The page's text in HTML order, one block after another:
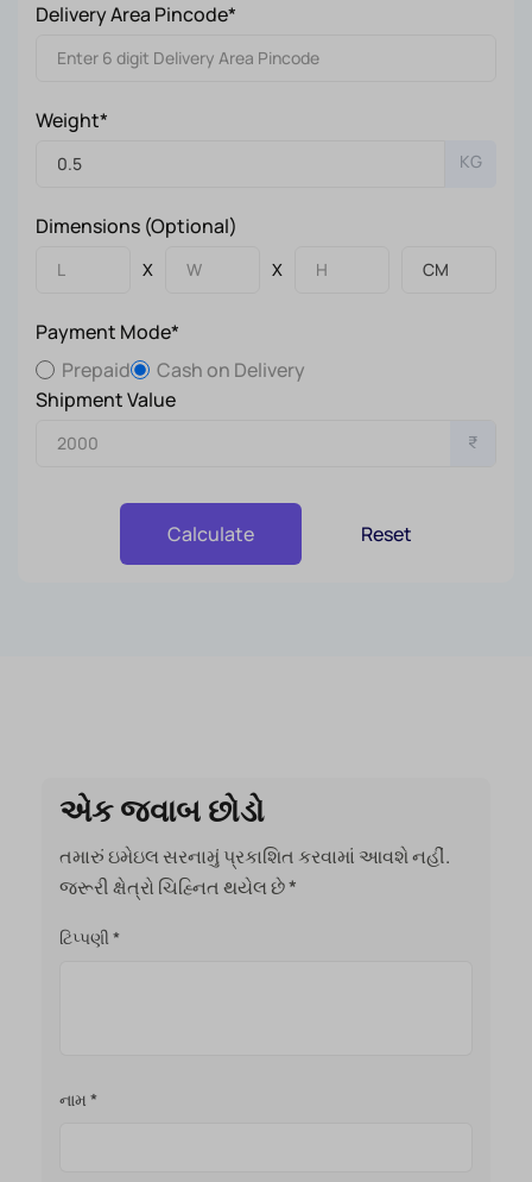
Delivery Area Pincode*
Weight*
KG
Dimensions (Optional)
X X
Payment Mode*
Prepaid
Cash on Delivery
Shipment Value
₹
Calculate Reset
એક જવાબ છોડો
તમારું ઇમેઇલ સરનામું પ્રકાશિત કરવામાં આવશે નહીં.
જરૂરી ક્ષેત્રો ચિહ્નિત થયેલ છે*
ટિપ્પણી *
નામ *